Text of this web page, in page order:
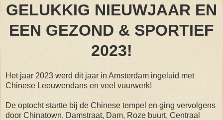
GELUKKIG NIEUWJAAR EN
EEN GEZOND & SPORTIEF
2023!
Het jaar 2023 werd dit jaar in Amsterdam ingeluid met
Chinese Leeuwendans en veel vuurwerk!
De optocht startte bij de Chinese tempel en ging vervolgens
door Chinatown, Damstraat, Dam, Roze buurt, Centraal